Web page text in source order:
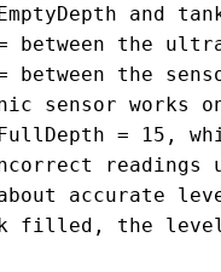
and
between the
the
works
= 15,
readings
accurate
the level